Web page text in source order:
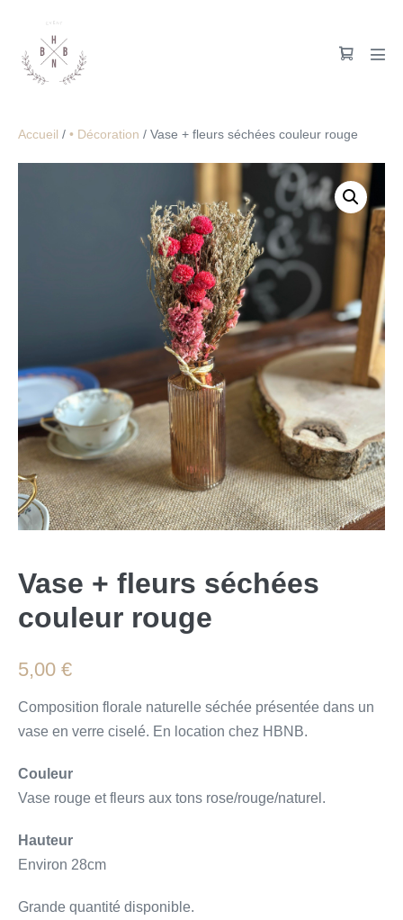
Accueil / • Décoration / Vase + fleurs séchées couleur rouge
Vase + fleurs séchées
couleur rouge
5,00 €
Composition florale naturelle séchée présentée dans un
vase en verre ciselé. En location chez HBNB.
Couleur
Vase rouge et fleurs aux tons rose/rouge/naturel.
Hauteur
Environ 28cm
Grande quantité disponible.